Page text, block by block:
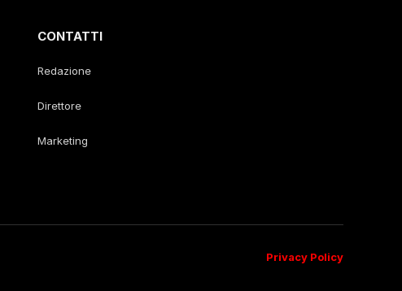
CONTATTI
Redazione
Direttore
Marketing
Privacy Policy